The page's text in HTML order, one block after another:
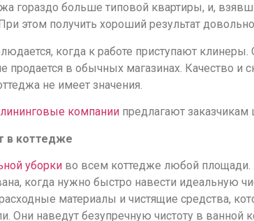
гораздо больше типовой квартиры, и,
этом получить хороший результат
когда к работе приступают
в обычных магазинах. Качество и
не имеет значения.
компании предлагают заказчикам
в коттедже
уборки во всем коттедже любой площади.
когда нужно быстро навести идеальную
материалы и чистящие средства,
Они наведут безупречную чистоту в ванной